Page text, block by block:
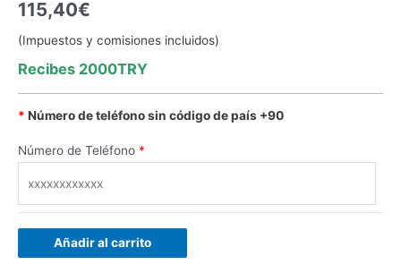
115,40€
(Impuestos y comisiones incluidos)
Recibes 2000TRY
* Número de teléfono sin código de país +90
Número de Teléfono *
Añadir al carrito